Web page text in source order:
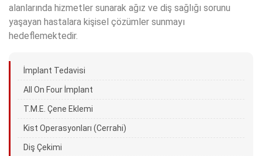
alanlarında hizmetler sunarak ağız ve diş sağlığı sorunu
yaşayan hastalara kişisel çözümler sunmayı
hedeflemektedir.
İmplant Tedavisi
All On Four İmplant
T.M.E. Çene Eklemi
Kist Operasyonları (Cerrahi)
Diş Çekimi